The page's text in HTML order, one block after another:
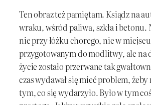
Ten obraz też pamiętam. Ksiądz na
wraku, wśród paliwa, szkła i betonu.
nie przy łóżku chorego, nie w miejscu
przygotowanym do modlitwy, ale na
życie zostało przerwane tak
czas wydawał się mieć problem, żeby
tym, co się wydarzyło. Było w tym